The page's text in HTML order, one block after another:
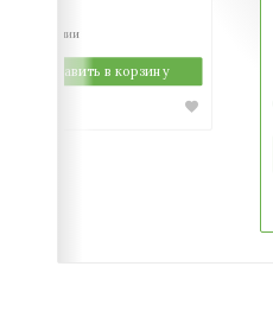
В наличии
Добавить в корзину